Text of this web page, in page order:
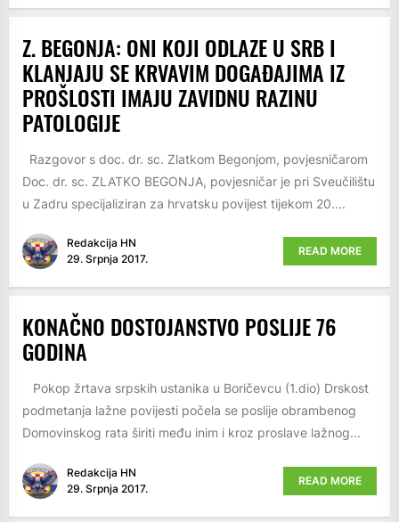
Z. BEGONJA: ONI KOJI ODLAZE U SRB I
KLANJAJU SE KRVAVIM DOGAĐAJIMA IZ
PROŠLOSTI IMAJU ZAVIDNU RAZINU
PATOLOGIJE
Razgovor s doc. dr. sc. Zlatkom Begonjom, povjesničarom
Doc. dr. sc. ZLATKO BEGONJA, povjesničar je pri Sveučilištu
u Zadru specijaliziran za hrvatsku povijest tijekom 20....
Redakcija HN
29. Srpnja 2017.
READ MORE
KONAČNO DOSTOJANSTVO POSLIJE 76
GODINA
Pokop žrtava srpskih ustanika u Boričevcu (1.dio) Drskost
podmetanja lažne povijesti počela se poslije obrambenog
Domovinskog rata širiti među inim i kroz proslave lažnog...
Redakcija HN
29. Srpnja 2017.
READ MORE